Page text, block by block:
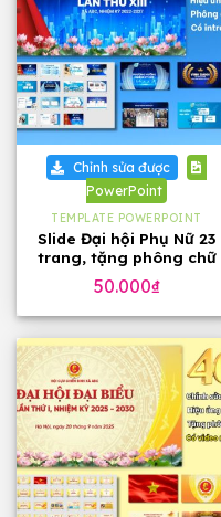
Chỉnh sửa được
PowerPoint
TEMPLATE POWERPOINT
Slide Đại hội Phụ Nữ 23
trang, tặng phông chữ
50.000₫